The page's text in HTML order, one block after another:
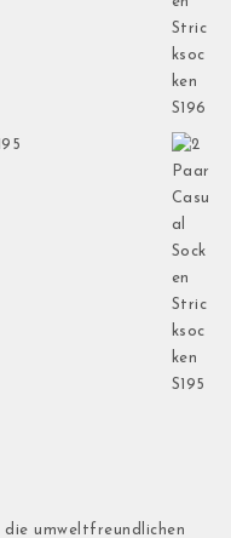
die umweltfreundlichen